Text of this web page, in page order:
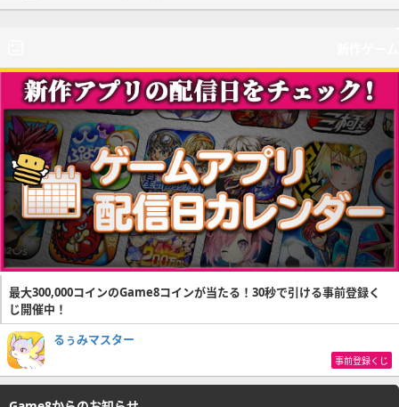
最大300,000コインのGame8コインが当たる！30秒で引ける事前登録く
じ開催中！
るぅみマスター
事前登録くじ